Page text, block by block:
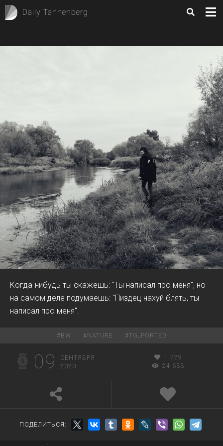
Daily Tannenberg
Когда-нибудь ты скажешь: "Ты написал про меня", но
на самом деле подумаешь: "Пиздец нахуй блять, ты
написал про меня".
# BW # NATURE #TG_PORTED
09
СЕНТЯБРЯ
2020
1 729
24 633
ПОДЕЛИТЬСЯ: